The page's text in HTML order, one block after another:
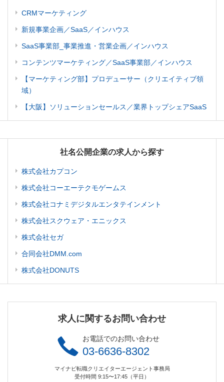
CRMマーケティング
新規事業企画／SaaS／インハウス
SaaS事業部_事業推進・営業企画／インハウス
コンテンツマーケティング／SaaS事業部／インハウス
【マーケティング部】プロデューサー（クリエイティブ領
域）
【大阪】ソリューションセールス／業界トップシェアSaaS
社名公開企業の求人から探す
株式会社カプコン
株式会社コーエーテクモゲームス
株式会社コナミデジタルエンタテインメント
株式会社スクウェア・エニックス
株式会社セガ
合同会社DMM.com
株式会社DONUTS
求人に関するお問い合わせ
お電話でのお問い合わせ
03-6636-8302
マイナビ転職クリエイターエージェント事務局
受付時間 9:15〜17:45（平日）